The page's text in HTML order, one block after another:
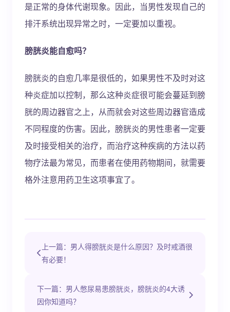
是正常的身体代谢现象。因此，当男性发现自己的
排汗系统出现异常之时，一定要加以重视。
膀胱炎能自愈吗？
膀胱炎的自愈几率是很低的，如果男性不及时对这
种炎症加以控制，那么这种炎症很可能会蔓延到膀
胱的周边器官之上，从而就会对这些周边器官造成
不同程度的伤害。因此，膀胱炎的男性患者一定要
及时接受相关的治疗，而治疗这种疾病的方法以药
物疗法最为常见，而患者在使用药物期间，就需要
格外注意用药卫生这项事宜了。
上一篇：男人得膀胱炎是什么原因？及时戒酒很
有必要！
下一篇：男人憋尿易患膀胱炎，膀胱炎的4大诱
因你知道吗？